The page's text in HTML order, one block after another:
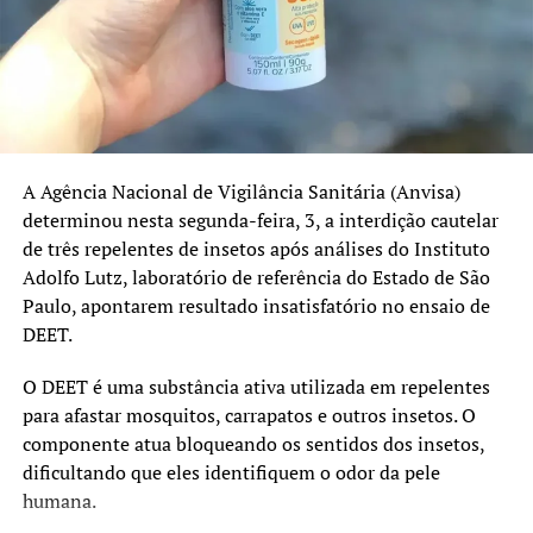
No Rio Grande do Sul, as coberturas registradas em 2025
Pentavalente: 91%
Pneumocócica: 96%
Tríplice Viral: 95%
HPV e sarampo recebem atenção especial
Além da atualização das vacinas de rotina, a campanha
HPV e o sarampo.
O prazo da estratégia extraordinária de vacinação contra
o HPV foi ampliado até 31 de dezembro de 2026 para
adolescentes de 15 a 19 anos que ainda não receberam a
A Agência Nacional de Vigilância Sanitária (Anvisa)
determinou nesta segunda-feira, 3, a interdição cautelar
de três repelentes de insetos após análises do Instituto
Adolfo Lutz, laboratório de referência do Estado de São
Paulo, apontarem resultado insatisfatório no ensaio de
DEET.
O DEET é uma substância ativa utilizada em repelentes
para afastar mosquitos, carrapatos e outros insetos. O
componente atua bloqueando os sentidos dos insetos,
dificultando que eles identifiquem o odor da pele
humana.